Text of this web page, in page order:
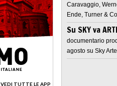
VEDI TUTTE LE APP
Caravaggio,
Ende, Turner &
Su SKY va
documentario
agosto su Sky Arte